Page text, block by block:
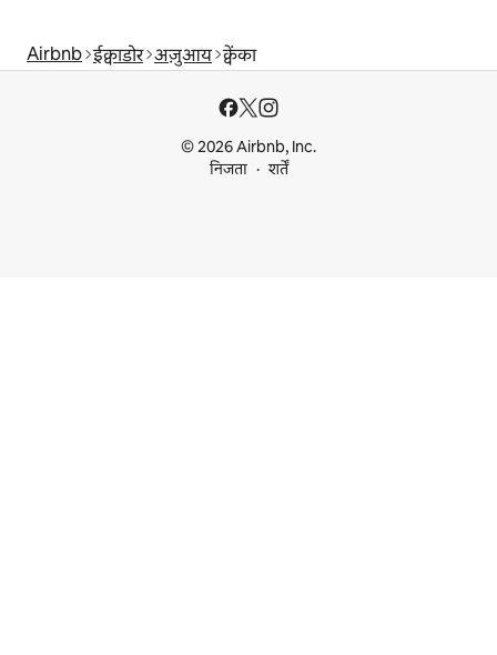
Airbnb ईक्वाडोर अज़ुआय क्वेंका
© 2026 Airbnb, Inc.
निजता
शर्तें